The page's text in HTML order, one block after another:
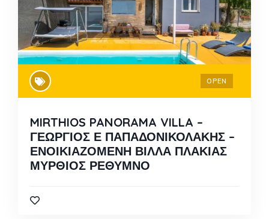
OPEN
MIRTHIOS PANORAMA VILLA –
ΓΕΩΡΓΙΟΣ Ε ΠΑΠΑΔΟΝΙΚΟΛΑΚΗΣ –
ΕΝΟΙΚΙΑΖΟΜΕΝΗ ΒΙΛΛΑ ΠΛΑΚΙΑΣ
ΜΥΡΘΙΟΣ ΡΕΘΥΜΝΟ